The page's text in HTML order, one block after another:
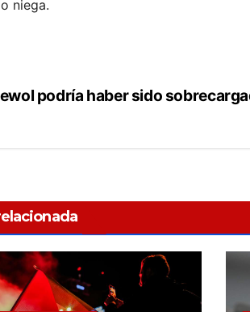
niega.
podría haber sido